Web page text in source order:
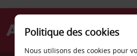
Politique des cookies
Nous utilisons des cookies pour